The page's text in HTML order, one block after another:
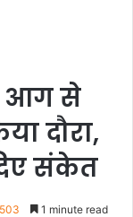
आग से
दौरा,
संकेत
503 1 minute read